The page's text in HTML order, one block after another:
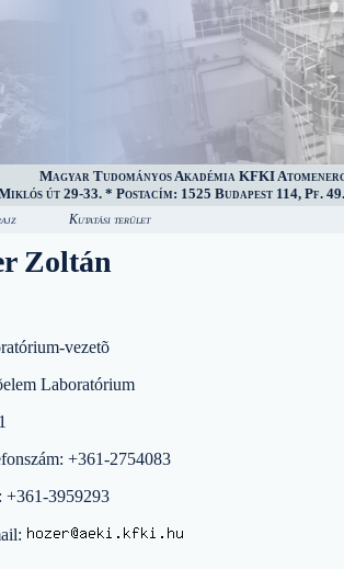
Magyar Tudományos Akadémia KFKI
út 29-33. * Postacím: 1525 Budapest 114, Pf.
Kutatási terület
Zoltán
vezetõ
Laboratórium
+361-2754083
+361-3959293